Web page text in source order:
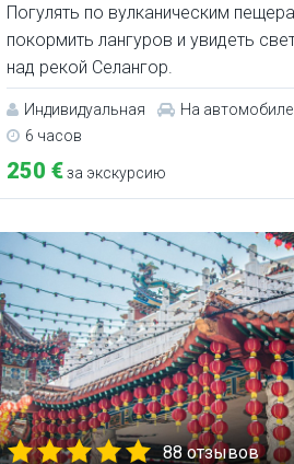
Погулять по вулканическим
покормить лангуров и увидеть
над рекой Селангор.
Индивидуальная
На автомобиле
6 часов
250 €за экскурсию
88 отзывов